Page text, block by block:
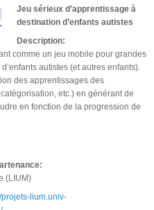
Jeu sérieux d’apprentissage à
destination d’enfants autistes
Description:
comme un jeu mobile pour grandes
autistes (et autres enfants).
des apprentissages des
etc.) en générant de
en fonction de la progression de
(LIUM)
projets-lium.univ-